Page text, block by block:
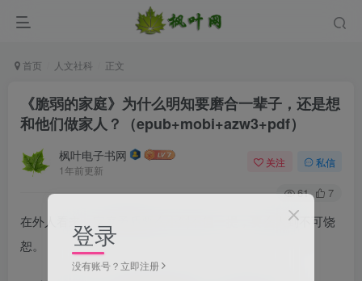
首页 人文社科 正文
《脆弱的家庭》为什么明知要磨合一辈子，还是想
和他们做家人？（epub+mobi+azw3+pdf）
枫叶电子书网
1年前更新
关注 私信
61 7
在外人看来，家庭矛盾要么小到不值一提，要么大到不可饶
恕。
登录
没有账号？立即注册